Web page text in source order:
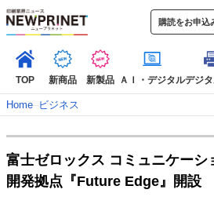
購読をお申込
TOP 新商品 新製品 ＡＩ・デジタルデジ
TOP
新着記事 特集記事
動画
インタビュー
コレクション
Home–ビジネス
富士ゼロックス コミュニケーシ
開発拠点『Future Edge』開設